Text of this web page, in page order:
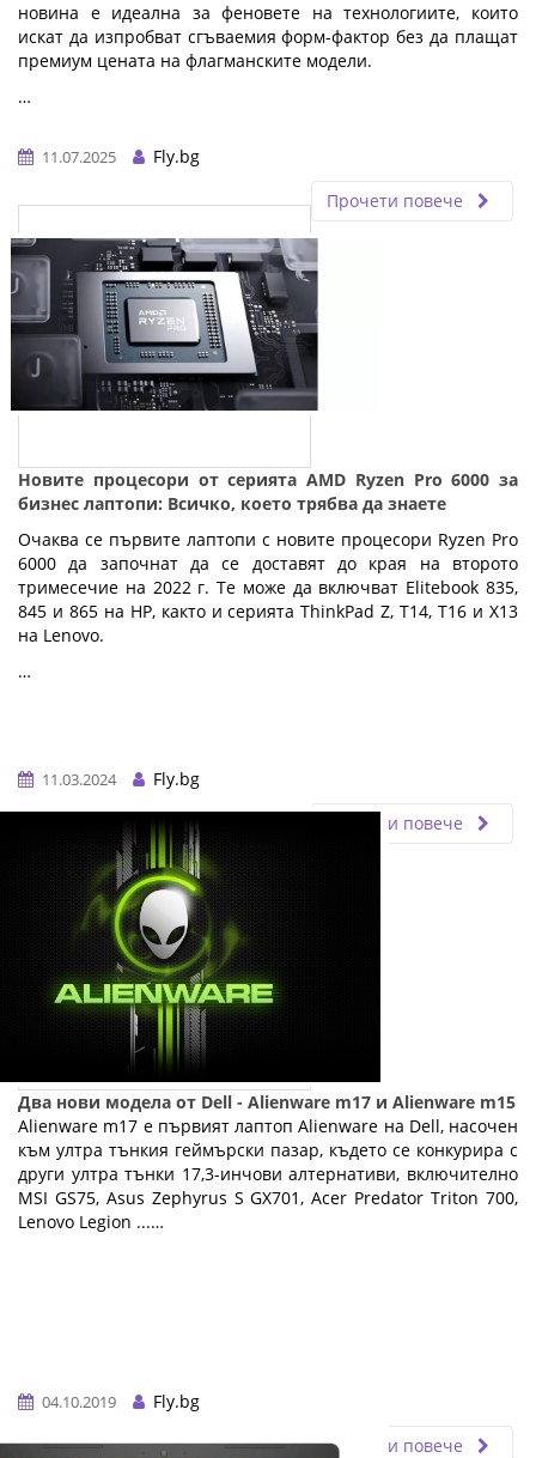
новина е идеална за феновете на технологиите, които
искат да изпробват сгъваемия форм-фактор без да плащат
премиум цената на флагманските модели.
…
11.07.2025
Fly.bg
Прочети повече
Новите процесори от серията AMD Ryzen Pro 6000 за
бизнес лаптопи: Всичко, което трябва да знаете
Очаква се първите лаптопи с новите процесори Ryzen Pro
6000 да започнат да се доставят до края на второто
тримесечие на 2022 г. Те може да включват Elitebook 835,
845 и 865 на HP, както и серията ThinkPad Z, T14, T16 и X13
на Lenovo.
…
11.03.2024
Fly.bg
Прочети повече
Два нови модела от Dell - Alienware m17 и Alienware m15
Alienware m17 е първият лаптоп Alienware на Dell, насочен
към ултра тънкия геймърски пазар, където се конкурира с
други ултра тънки 17,3-инчови алтернативи, включително
MSI GS75, Asus Zephyrus S GX701, Acer Predator Triton 700,
Lenovo Legion ...…
04.10.2019
Fly.bg
Прочети повече